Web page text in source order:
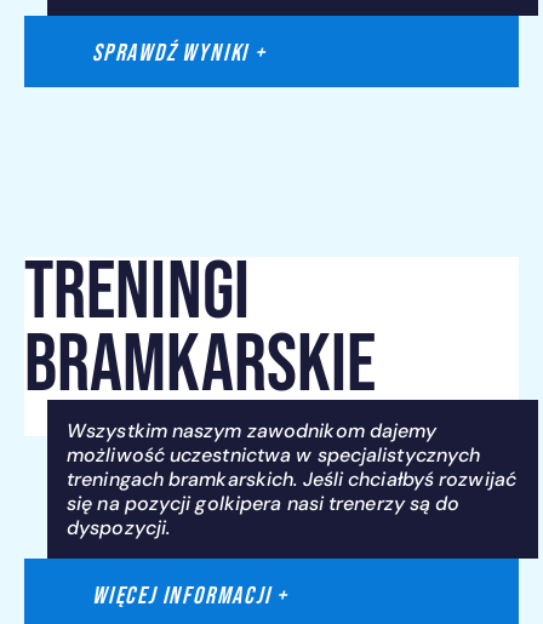
Sprawdź WYNIKI +
TRENINGI
BRAMKARSKIE
Wszystkim naszym zawodnikom dajemy
możliwość uczestnictwa w specjalistycznych
treningach bramkarskich. Jeśli chciałbyś rozwijać
się na pozycji golkipera nasi trenerzy są do
dyspozycji.
WIĘCEJ INFORMACJI +